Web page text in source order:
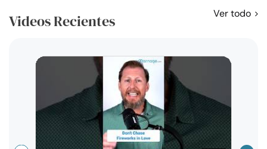
Videos Recientes Ver todo